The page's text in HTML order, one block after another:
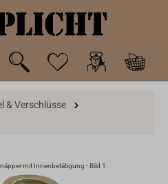
& Verschlüsse
mit Innenbetätigung - Bild 1